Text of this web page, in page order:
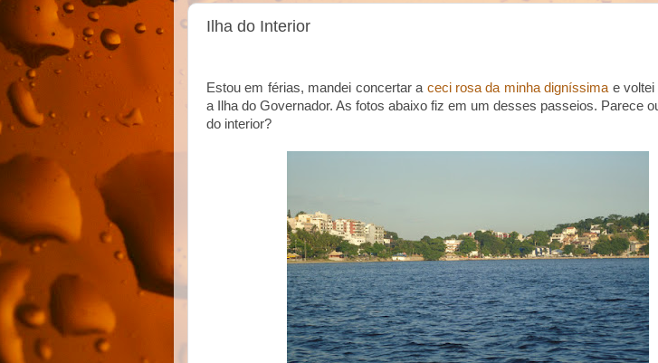
Ilha do Interior
Estou em férias, mandei concertar a ceci rosa da minha digníssima e
a Ilha do Governador. As fotos abaixo fiz em um desses passeios. Parece
do interior?